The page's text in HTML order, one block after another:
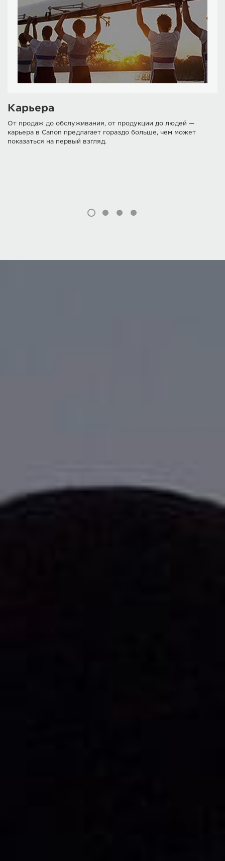
Карьера
От продаж до обслуживания, от продукции до людей —
карьера в Canon предлагает гораздо больше, чем может
показаться на первый взгляд.